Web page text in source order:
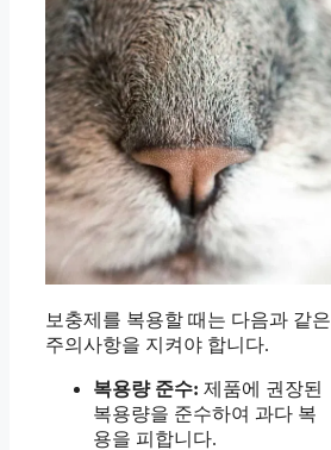
보충제를 복용할 때는 다음과 같은
주의사항을 지켜야 합니다.
복용량 준수: 제품에 권장된
복용량을 준수하여 과다 복
용을 피합니다.